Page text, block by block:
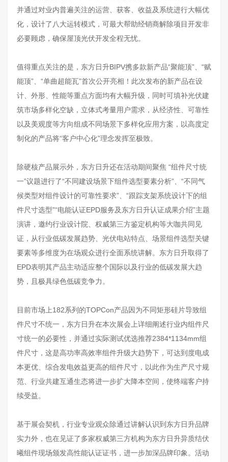
并通过对业内普遍关注的运营、获客、收益及系统进行大幅优
化，设计了八大运转模式，可最大帮助经销商解除项目开发非
必要顾虑，确保屋顶光伏开发全程无忧。
值得重点关注的是，东方日升BIPV携多款新产品“聚能顶”、“赋
能顶”、“单曲超能瓦”首次公开亮相！此次发布的新产品在设
计、外形、性能等重点方面均有大幅升级，同时可填补光伏建
筑市场多样化空缺，立体式考量用户需求，从经济性、可靠性
以及美观度等方向组成不同场景下多样化应用方案，以高度定
制化的产品将“客户中心化”理念发挥至极致。
除硬核产品展示外，东方日升还在活动期间聚焦 “组件尺寸统
一”议题进行了“不同建设场景下组件选型要素分析”、“不同气
候类型对组件设计的可靠性要求”、“跟踪支架系统设计下的组
件尺寸选型”“电能认证EPD服务及东方日升认证成果介绍”主题
演讲，邀约行业设计院、权威第三方鉴定机构等大咖共同见
证，从行业低碳发展趋势、光伏电站特点、场景组件选型关键
要素等多维度为在场观众进行全面系统讲解。东方日升取得了
EPD表明其产品主动适应整个国际以及行业的低碳发展大趋
势，且极具绿色低碳竞争力。
目前市场上182系列的TOPCon产品因为不同矩形硅片导致组
件尺寸不统一，东方日升在本次展会上详细阐述行业内组件尺
寸统一的必要性，并通过实际测试优选推荐2384*1134mm组
件尺寸，这是高功率高效率组件升级大趋势下，可达到度电成
本更优、综合发电效益更高的组件尺寸，以此作为生产尺寸规
范、行业共建互通生态将进一步扩大降本空间，使终端客户持
续受益。
基于展会契机，行业专业观众除通过讲解认识到东方日升品牌
实力外，也在见证了多家权威第三方机构为东方日升异质结伏
曦组件现场颁发高性能认证证书，进一步加深品牌印象。活动